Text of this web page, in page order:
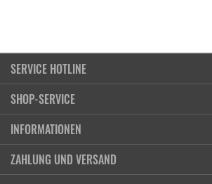
SERVICE HOTLINE
T101 AG | chrombox
Ruessenstrasse 11, 6340 Baar / ZG
SHOP-SERVICE
Kontakt
Anfrageformular
Reparaturauftrag
INFORMATIONEN
Öffnungszeiten
ZAHLUNG UND VERSAND